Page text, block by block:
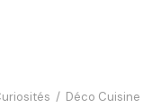
/ Déco Cuisine